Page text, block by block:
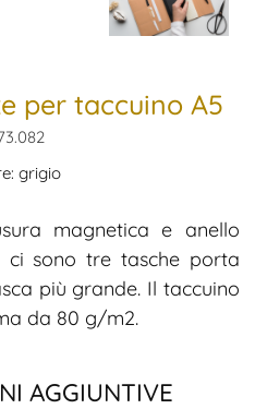
per taccuino A5
grigio
magnetica e anello
ci sono tre tasche porta
più grande. Il taccuino
da 80 g/m2.
AGGIUNTIVE